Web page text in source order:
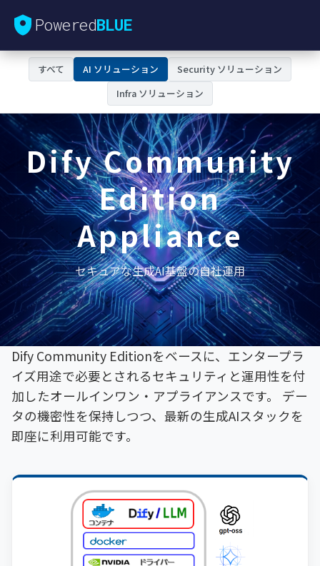
PoweredBLUE
すべて AI ソリューション
Security ソリューション
Infra ソリューション
Dify Community
Edition
Appliance
セキュアな生成AI基盤の自社運用
Dify Community Editionをベースに、エンタープラ
イズ用途で必要とされるセキュリティと運用性を付
加したオールインワン・アプライアンスです。 デー
タの機密性を保持しつつ、最新の生成AIスタックを
即座に利用可能です。